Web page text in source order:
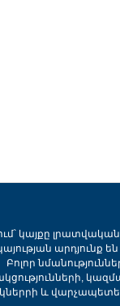
կայքը
արդյունք
Բոլոր
և